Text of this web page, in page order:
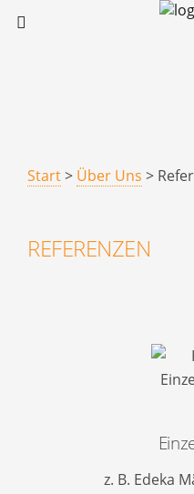
Start> Über Uns >
REFERENZEN
z. B. Edeka